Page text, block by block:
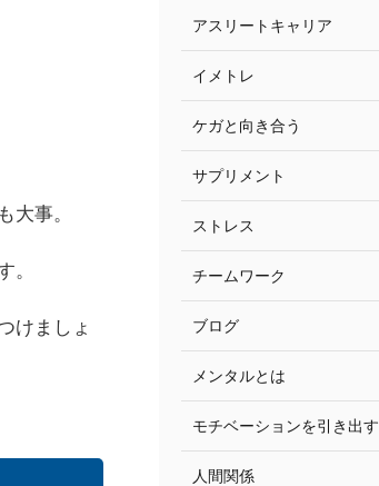
大事。
。
けましょ
アスリートキャリア
イメトレ
ケガと向き合う
サプリメント
ストレス
チームワーク
ブログ
メンタルとは
モチベーションを引き出す
人間関係